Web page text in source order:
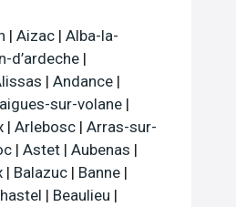
| Aizac | Alba-la-
d’ardeche |
| Andance |
sur-volane |
| Arlebosc | Arras-sur-
| Astet | Aubenas |
| Balazuc | Banne |
| Beaulieu |